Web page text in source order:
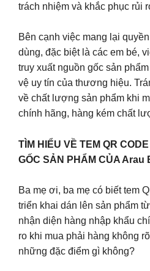
trách nhiệm và khắc phục rủi
Bên cạnh việc mang lại
dùng, đặc biệt là các em bé,
truy xuất nguồn gốc sản
vệ uy tín của thương hiệu.
về chất lượng sản phẩm khi
chính hãng, hàng kém chất
TÌM HIỂU VỀ TEM QR
GỐC SẢN PHẨM CỦA Arau
Ba mẹ ơi, ba mẹ có biết tem
triển khai dán lên sản phẩm
nhận diện hàng nhập khẩu
ro khi mua phải hàng không
những đặc điểm gì không?